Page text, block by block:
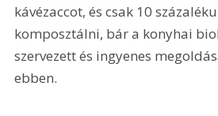
kávézaccot, és csak 10
komposztálni, bár a konyhai
szervezett és ingyenes
ebben.